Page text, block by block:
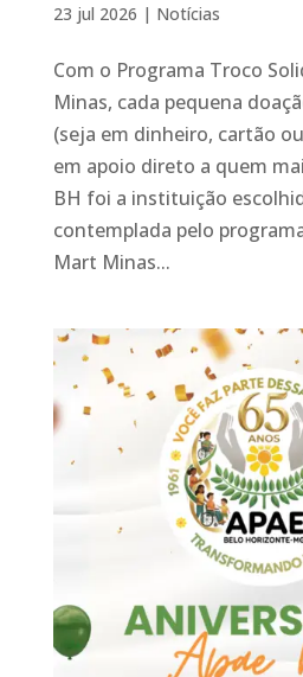
23 jul 2026 | Notícias
Com o Programa Troco
Minas, cada pequena
(seja em dinheiro, cartão
em apoio direto a quem
BH foi a instituição
contemplada pelo
Mart Minas...